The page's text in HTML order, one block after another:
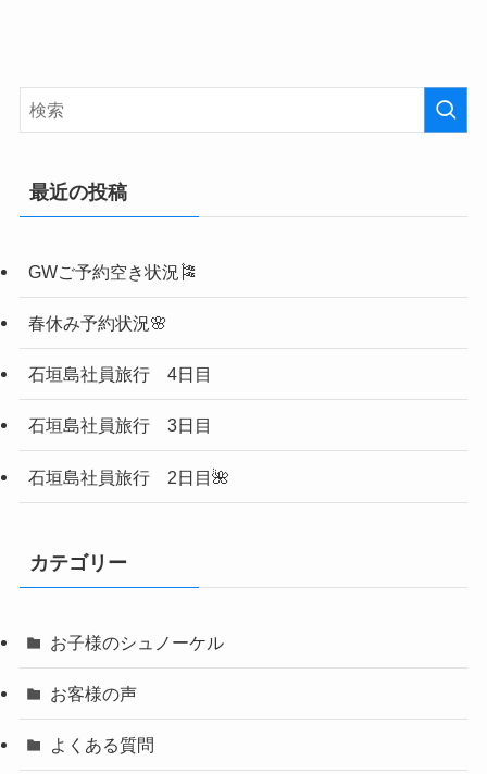
最近の投稿
GWご予約空き状況🎏
春休み予約状況🌸
石垣島社員旅行 4日目
石垣島社員旅行 3日目
石垣島社員旅行 2日目🌺
カテゴリー
お子様のシュノーケル
お客様の声
よくある質問